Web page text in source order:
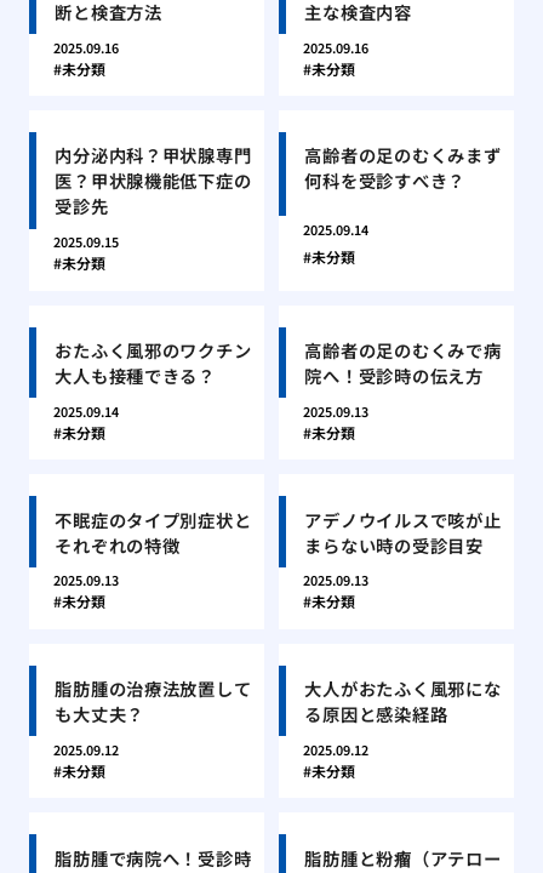
断と検査方法
2025.09.16
未分類
主な検査内容
2025.09.16
未分類
内分泌内科？甲状腺専門
医？甲状腺機能低下症の
受診先
2025.09.15
未分類
高齢者の足のむくみまず
何科を受診すべき？
2025.09.14
未分類
おたふく風邪のワクチン
大人も接種できる？
2025.09.14
未分類
高齢者の足のむくみで病
院へ！受診時の伝え方
2025.09.13
未分類
不眠症のタイプ別症状と
それぞれの特徴
2025.09.13
未分類
アデノウイルスで咳が止
まらない時の受診目安
2025.09.13
未分類
脂肪腫の治療法放置して
も大丈夫？
2025.09.12
未分類
大人がおたふく風邪にな
る原因と感染経路
2025.09.12
未分類
脂肪腫で病院へ！受診時
脂肪腫と粉瘤（アテロー